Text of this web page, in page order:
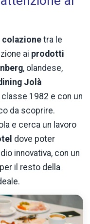
colazione tra le
ai prodotti
, olandese,
Jolà
classe 1982 e con un
da scoprire.
e cerca un lavoro
dove poter
innovativa, con un
il resto della